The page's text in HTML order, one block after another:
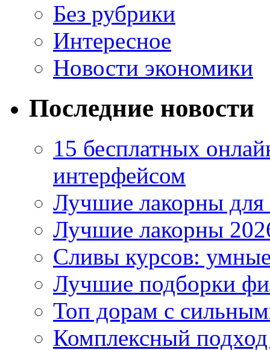
Без рубрики
Интересное
Новости экономики
Последние новости
15 бесплатных
интерфейсом
Лучшие лакорны для
Лучшие лакорны
Сливы курсов:
Лучшие подборки
Топ дорам с
Комплексный